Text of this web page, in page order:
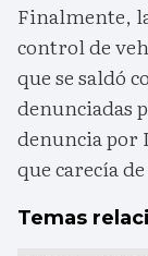
Finalmente,
control de
que se saldó
denunciadas
denuncia por
que carecía
Temas